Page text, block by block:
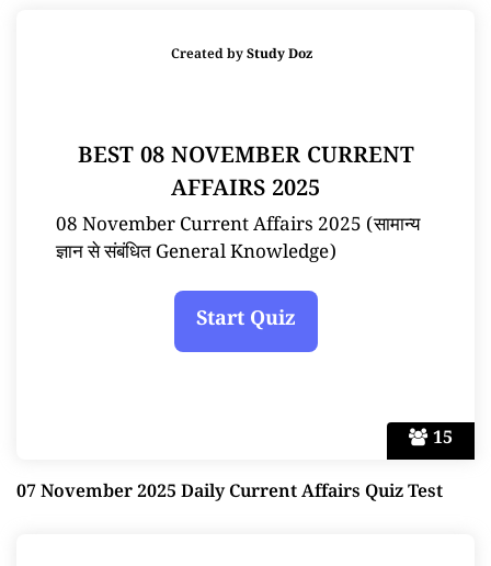
15
Created byStudy Doz
BEST 08 NOVEMBER CURRENT
AFFAIRS 2025
08 November Current Affairs 2025 (सामान्य
ज्ञान से संबंधित General Knowledge)
07 November 2025 Daily Current Affairs Quiz Test